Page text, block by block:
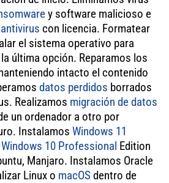
y software malicioso e
con licencia. Formatear
el sistema operativo para
última opción. Reparamos los
intacto el contenido
datos perdidos borrados
Realizamos migración de datos
un ordenador a otro por
Instalamos Windows 11
Windows 10 Professional Edition
Manjaro. Instalamos Oracle
Linux o macOS dentro de